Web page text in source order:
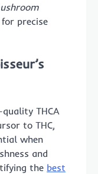
precise
THCA
to THC,
when
and
the best